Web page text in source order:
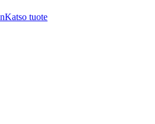
Katso tuote